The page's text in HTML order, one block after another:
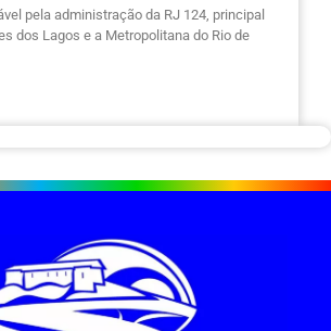
pela administração da RJ 124, principal
dos Lagos e a Metropolitana do Rio de